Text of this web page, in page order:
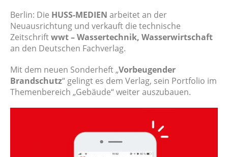
Berlin: Die HUSS-MEDIEN arbeitet an der
Neuausrichtung und verkauft die technische
Zeitschriftwwt – Wassertechnik, Wasserwirtschaft
an den Deutschen Fachverlag.
Mit dem neuen Sonderheft „Vorbeugender
Brandschutz“ gelingt es dem Verlag, sein Portfolio im
Themenbereich „Gebäude“ weiter auszubauen.